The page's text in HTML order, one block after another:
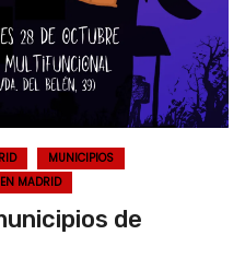
MUNICIPIOS
MADRID
de